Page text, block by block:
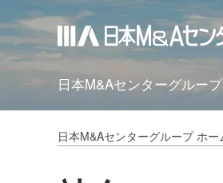
日本M&Aセンターグルー
日本M&Aセンターグループ ホー